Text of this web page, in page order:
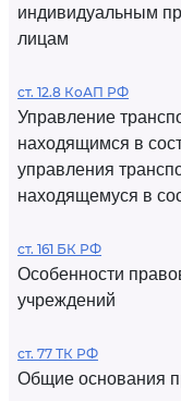
индивидуальным
лицам
ст. 12.8 КоАП РФ
Управление
находящимся в
управления
находящемуся в
ст. 161 БК РФ
Особенности
учреждений
ст. 77 ТК РФ
Общие основания